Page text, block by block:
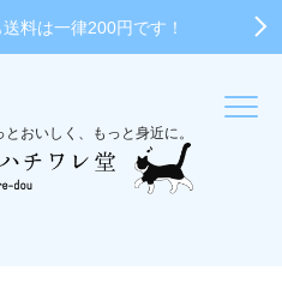
料は一律200円です！
おいしく、もっと身近に。